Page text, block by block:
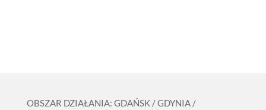
OBSZAR DZIAŁANIA: GDAŃSK / GDYNIA /